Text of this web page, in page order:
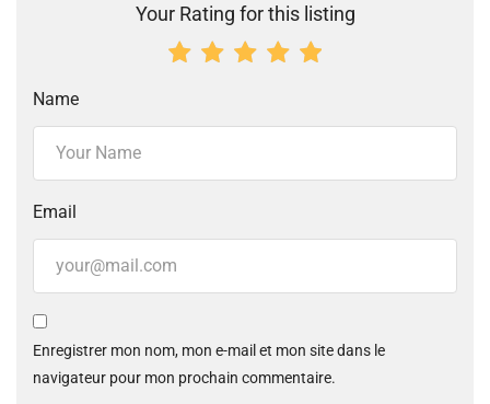
Your Rating for this listing
Name
Email
Enregistrer mon nom, mon e-mail et mon site dans le
navigateur pour mon prochain commentaire.